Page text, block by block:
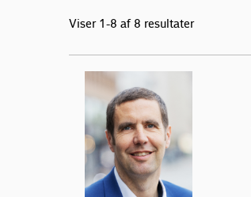
Viser 1-8 af 8 resultater